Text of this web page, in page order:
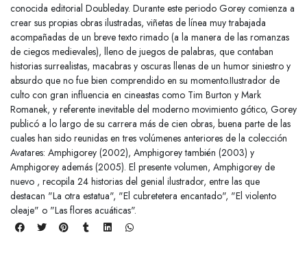
conocida editorial Doubleday. Durante este periodo Gorey comienza a
crear sus propias obras ilustradas, viñetas de línea muy trabajada
acompañadas de un breve texto rimado (a la manera de las romanzas
de ciegos medievales), lleno de juegos de palabras, que contaban
historias surrealistas, macabras y oscuras llenas de un humor siniestro y
absurdo que no fue bien comprendido en su momento.IIustrador de
culto con gran influencia en cineastas como Tim Burton y Mark
Romanek, y referente inevitable del moderno movimiento gótico, Gorey
publicó a lo largo de su carrera más de cien obras, buena parte de las
cuales han sido reunidas en tres volúmenes anteriores de la colección
Avatares: Amphigorey (2002), Amphigorey también (2003) y
Amphigorey además (2005). El presente volumen, Amphigorey de
nuevo , recopila 24 historias del genial ilustrador, entre las que
destacan "La otra estatua", "El cubretetera encantado", "El violento
oleaje" o "Las flores acuáticas".